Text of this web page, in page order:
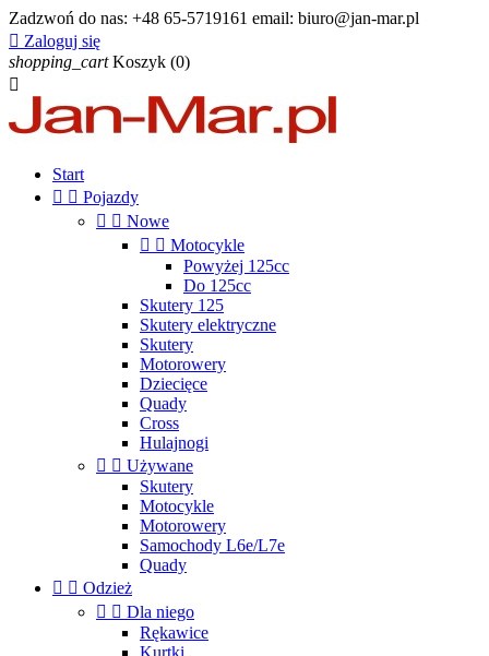
Zadzwoń do nas: +48 65-5719161 email: biuro@jan-mar.pl
 Zaloguj się
shopping_cart Koszyk (0)

Start
  Pojazdy
  Nowe
  Motocykle
Powyżej 125cc
Do 125cc
Skutery 125
Skutery elektryczne
Skutery
Motorowery
Dziecięce
Quady
Cross
Hulajnogi
  Używane
Skutery
Motocykle
Motorowery
Samochody L6e/L7e
Quady
  Odzież
  Dla niego
Rękawice
Kurtki